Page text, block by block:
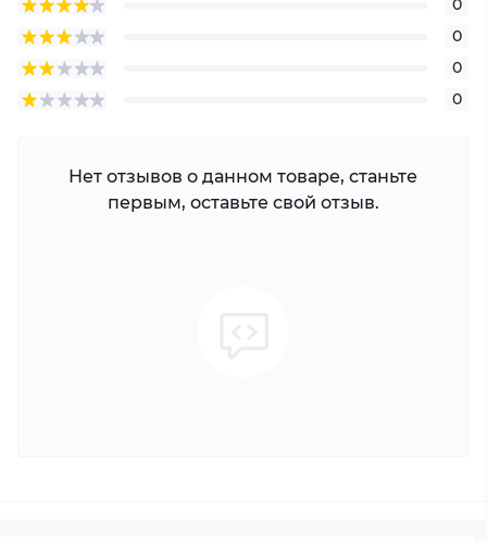
0
0
0
0
Нет отзывов о данном товаре, станьте
первым, оставьте свой отзыв.